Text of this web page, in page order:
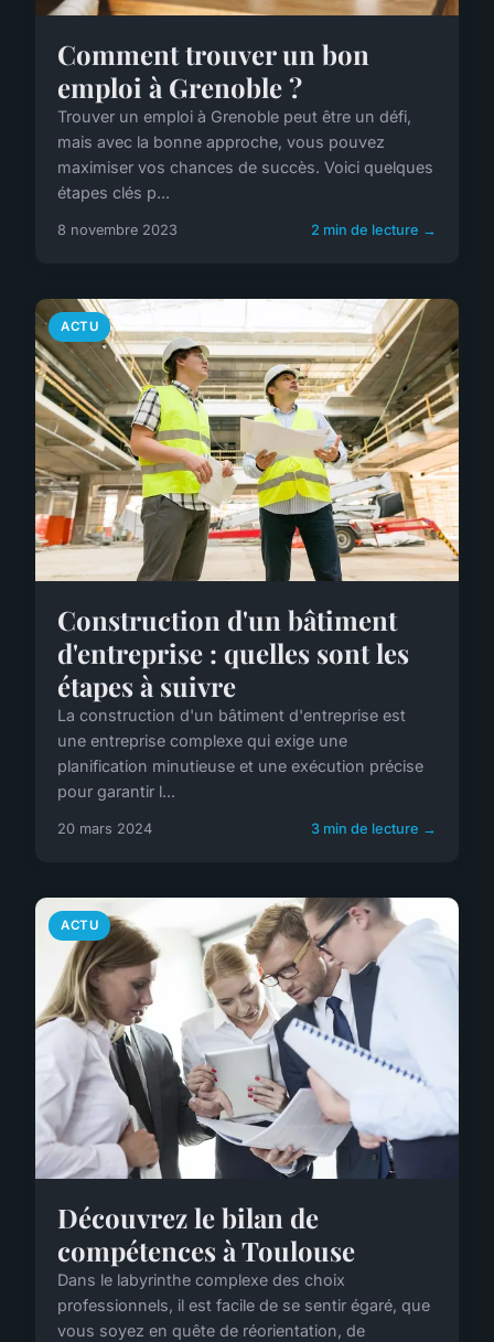
Comment trouver un bon
emploi à Grenoble ?
Trouver un emploi à Grenoble peut être un défi,
mais avec la bonne approche, vous pouvez
maximiser vos chances de succès. Voici quelques
étapes clés p...
8 novembre 2023 2 min de lecture →
ACTU
Construction d'un bâtiment
d'entreprise : quelles sont les
étapes à suivre
La construction d'un bâtiment d'entreprise est
une entreprise complexe qui exige une
planification minutieuse et une exécution précise
pour garantir l...
20 mars 2024 3 min de lecture →
ACTU
Découvrez le bilan de
compétences à Toulouse
Dans le labyrinthe complexe des choix
professionnels, il est facile de se sentir égaré, que
vous soyez en quête de réorientation, de